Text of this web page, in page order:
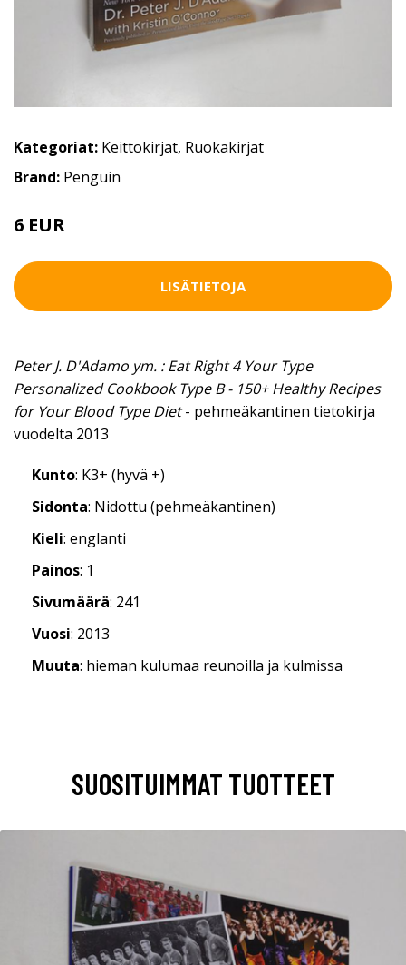
Kategoriat: Keittokirjat, Ruokakirjat
Brand: Penguin
6 EUR
LISÄTIETOJA
Peter J. D'Adamo ym. : Eat Right 4 Your Type
Personalized Cookbook Type B - 150+ Healthy Recipes
for Your Blood Type Diet- pehmeäkantinen tietokirja
vuodelta 2013
Kunto: K3+ (hyvä +)
Sidonta: Nidottu (pehmeäkantinen)
Kieli: englanti
Painos: 1
Sivumäärä: 241
Vuosi: 2013
Muuta: hieman kulumaa reunoilla ja kulmissa
SUOSITUIMMAT TUOTTEET